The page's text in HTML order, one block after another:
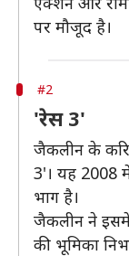
पर मौजूद है।
#2
'रेस 3'
जैकलीन के
3'। यह 2008
भाग है।
जैकलीन ने
की भूमिका